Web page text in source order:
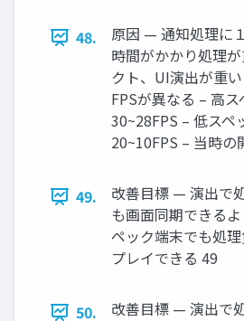
48.
原因 — 通知処理に
時間がかかり処理
クト、UI演出が重
FPSが異なる – 高
30~28FPS – 低スペ
20~10FPS – 当時の
49.
改善目標 — 演出で
も画面同期できる
ペック端末でも処
プレイできる 49
50.
改善目標 — 演出で